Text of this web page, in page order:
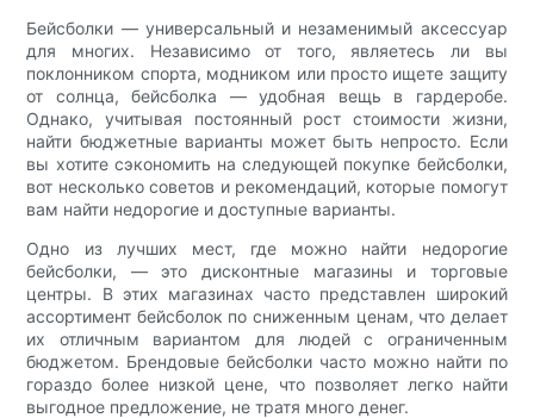
Бейсболки — универсальный и незаменимый аксессуар
для многих. Независимо от того, являетесь ли вы
поклонником спорта, модником или просто ищете защиту
от солнца, бейсболка — удобная вещь в гардеробе.
Однако, учитывая постоянный рост стоимости жизни,
найти бюджетные варианты может быть непросто. Если
вы хотите сэкономить на следующей покупке бейсболки,
вот несколько советов и рекомендаций, которые помогут
вам найти недорогие и доступные варианты.
Одно из лучших мест, где можно найти недорогие
бейсболки, — это дисконтные магазины и торговые
центры. В этих магазинах часто представлен широкий
ассортимент бейсболок по сниженным ценам, что делает
их отличным вариантом для людей с ограниченным
бюджетом. Брендовые бейсболки часто можно найти по
гораздо более низкой цене, что позволяет легко найти
выгодное предложение, не тратя много денег.